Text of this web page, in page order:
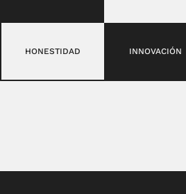
HONESTIDAD INNOVACIÓN